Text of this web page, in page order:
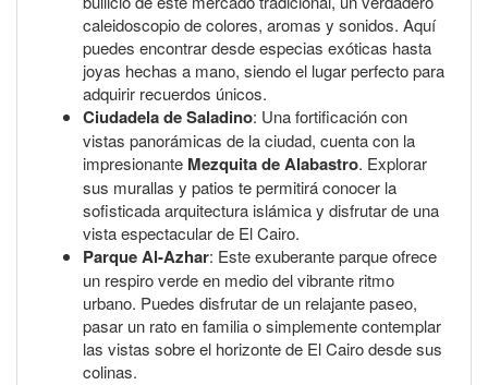
caleidoscopio de colores, aromas y sonidos. Aquí
puedes encontrar desde especias exóticas hasta
joyas hechas a mano, siendo el lugar perfecto para
adquirir recuerdos únicos.
Ciudadela de Saladino: Una fortificación con
vistas panorámicas de la ciudad, cuenta con la
impresionante Mezquita de Alabastro. Explorar
sus murallas y patios te permitirá conocer la
sofisticada arquitectura islámica y disfrutar de una
vista espectacular de El Cairo.
Parque Al-Azhar: Este exuberante parque ofrece
un respiro verde en medio del vibrante ritmo
urbano. Puedes disfrutar de un relajante paseo,
pasar un rato en familia o simplemente contemplar
las vistas sobre el horizonte de El Cairo desde sus
colinas.